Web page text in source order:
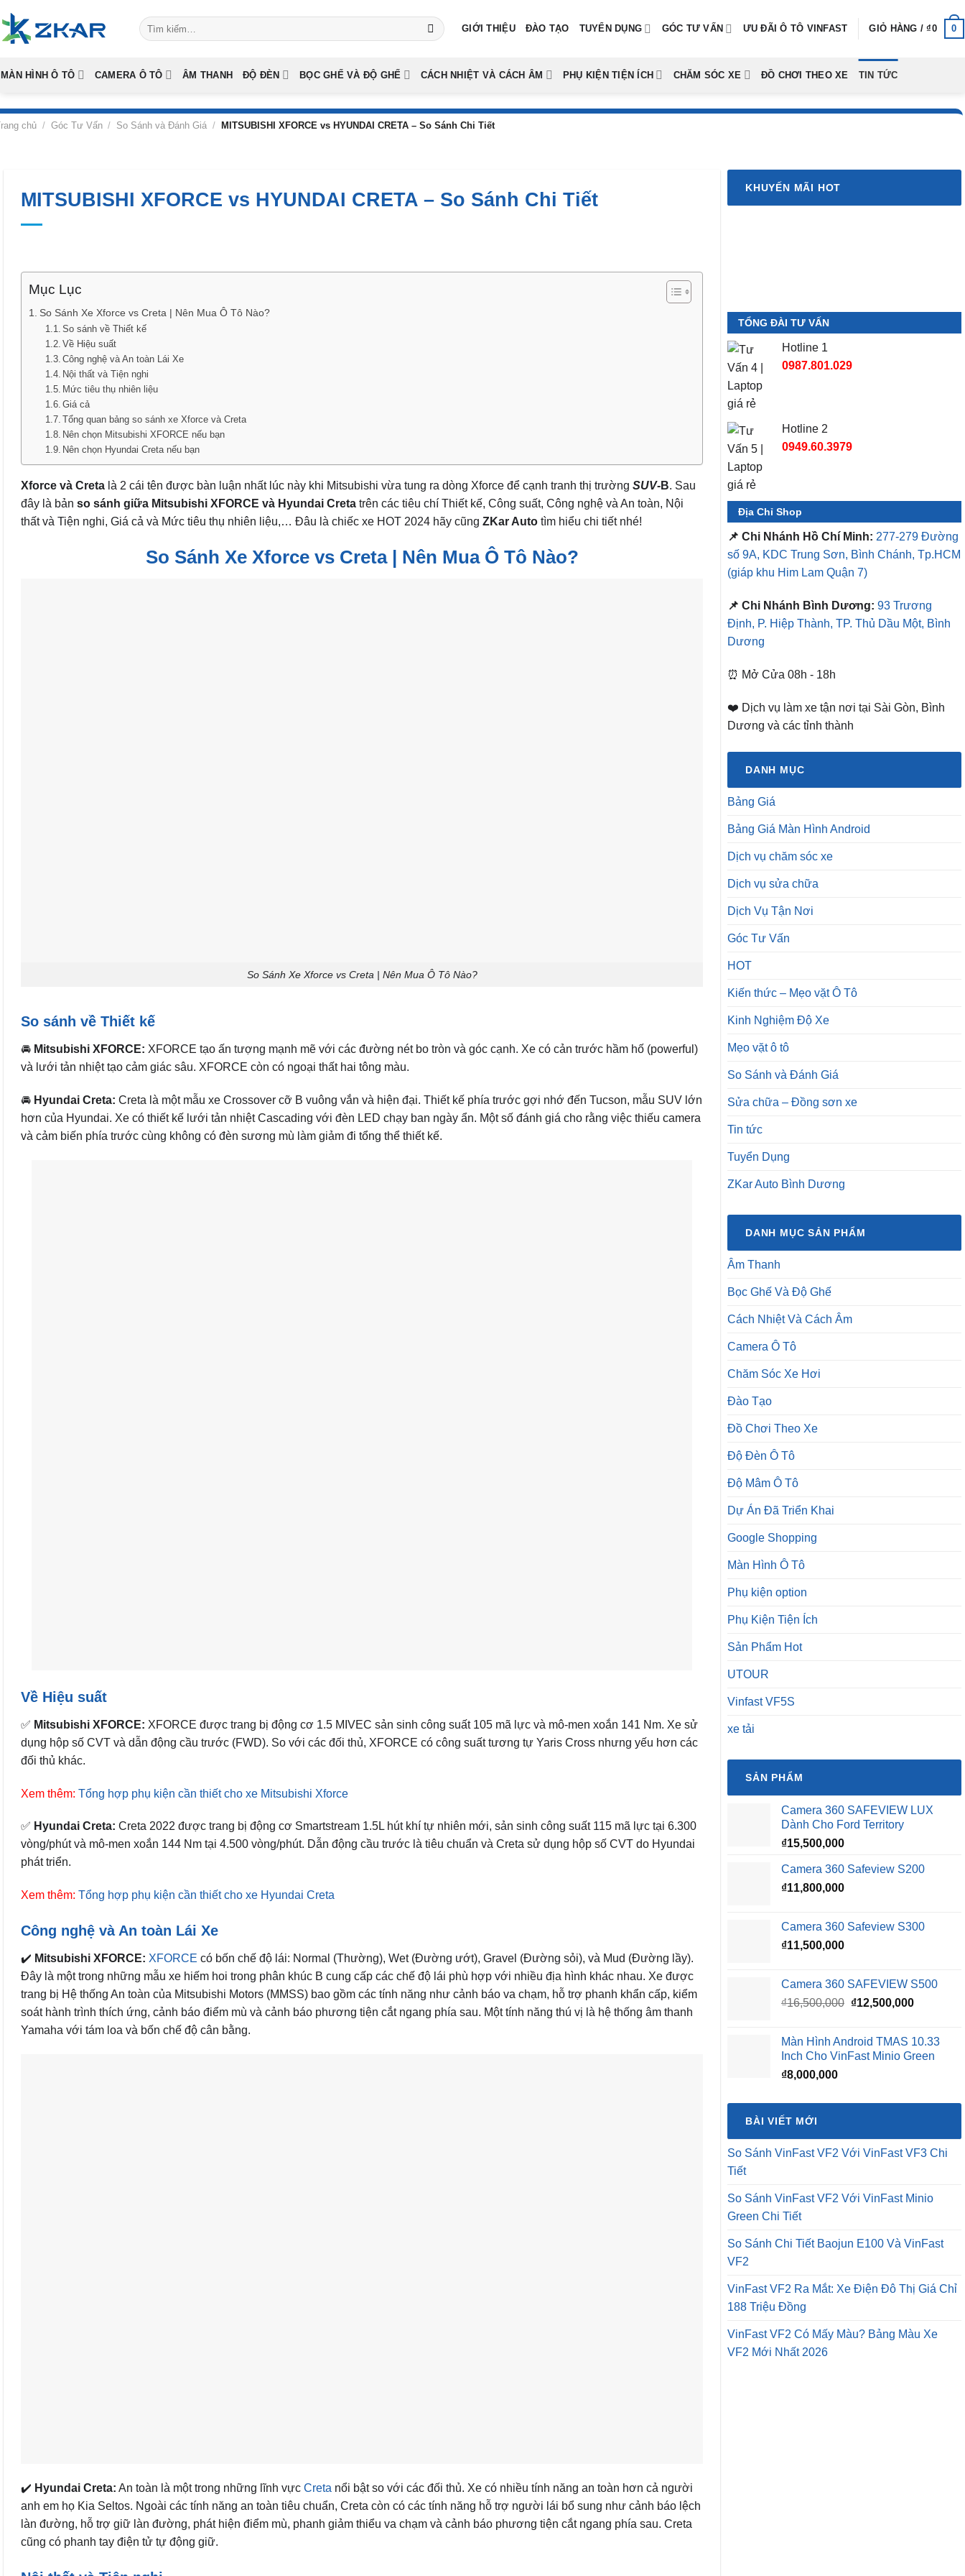
to
content
Tìm
kiếm:
GIỚI THIỆU ĐÀO TẠO TUYỂN DỤNG GÓC TƯ VẤN ƯU ĐÃI Ô TÔ VINFAST GIỎ HÀNG /₫0 0
MÀN HÌNH Ô TÔ CAMERA Ô TÔ ÂM THANH ĐỘ ĐÈN BỌC GHẾ VÀ ĐỘ GHẾ CÁCH NHIỆT VÀ CÁCH ÂM PHỤ KIỆN TIỆN ÍCH CHĂM SÓC XE ĐỒ CHƠI THEO XE TIN TỨC
chủ / Góc Tư Vấn / So Sánh và Đánh Giá / MITSUBISHI XFORCE vs HYUNDAI CRETA – So Sánh Chi Tiết
MITSUBISHI XFORCE vs HYUNDAI CRETA – So Sánh Chi Tiết
Mục Lục
So Sánh Xe Xforce vs Creta | Nên Mua Ô Tô Nào?
So sánh về Thiết kế
Về Hiệu suất
Công nghệ và An toàn Lái Xe
Nội thất và Tiện nghi
Mức tiêu thụ nhiên liệu
Giá cả
Tổng quan bảng so sánh xe Xforce và Creta
Nên chọn Mitsubishi XFORCE nếu bạn
Nên chọn Hyundai Creta nếu bạn
Xforce và Creta là 2 cái tên được bàn luận nhất lúc này khi Mitsubishi vừa tung ra dòng Xforce để cạnh tranh thị trường SUV-B. Sau
đây là bản so sánh giữa Mitsubishi XFORCE và Hyundai Creta trên các tiêu chí Thiết kế, Công suất, Công nghệ và An toàn, Nội
thất và Tiện nghi, Giá cả và Mức tiêu thụ nhiên liệu,… Đâu là chiếc xe HOT 2024 hãy cũng ZKar Auto tìm hiểu chi tiết nhé!
So Sánh Xe Xforce vs Creta | Nên Mua Ô Tô Nào?
So Sánh Xe Xforce vs Creta | Nên Mua Ô Tô Nào?
So sánh về Thiết kế
🚘 Mitsubishi XFORCE: XFORCE tạo ấn tượng mạnh mẽ với các đường nét bo tròn và góc cạnh. Xe có cản trước hầm hố (powerful)
và lưới tản nhiệt tạo cảm giác sâu. XFORCE còn có ngoại thất hai tông màu.
🚘 Hyundai Creta: Creta là một mẫu xe Crossover cỡ B vuông vắn và hiện đại. Thiết kế phía trước gợi nhớ đến Tucson, mẫu SUV lớn
hơn của Hyundai. Xe có thiết kế lưới tản nhiệt Cascading với đèn LED chạy ban ngày ẩn. Một số đánh giá cho rằng việc thiếu camera
và cảm biến phía trước cùng không có đèn sương mù làm giảm đi tổng thể thiết kế.
Về Hiệu suất
✅ Mitsubishi XFORCE: XFORCE được trang bị động cơ 1.5 MIVEC sản sinh công suất 105 mã lực và mô-men xoắn 141 Nm. Xe sử
dụng hộp số CVT và dẫn động cầu trước (FWD). So với các đối thủ, XFORCE có công suất tương tự Yaris Cross nhưng yếu hơn các
đối thủ khác.
Xem thêm: Tổng hợp phụ kiện cần thiết cho xe Mitsubishi Xforce
✅ Hyundai Creta: Creta 2022 được trang bị động cơ Smartstream 1.5L hút khí tự nhiên mới, sản sinh công suất 115 mã lực tại 6.300
vòng/phút và mô-men xoắn 144 Nm tại 4.500 vòng/phút. Dẫn động cầu trước là tiêu chuẩn và Creta sử dụng hộp số CVT do Hyundai
phát triển.
Xem thêm: Tổng hợp phụ kiện cần thiết cho xe Hyundai Creta
Công nghệ và An toàn Lái Xe
✔️ Mitsubishi XFORCE: XFORCE có bốn chế độ lái: Normal (Thường), Wet (Đường ướt), Gravel (Đường sỏi), và Mud (Đường lầy).
Đây là một trong những mẫu xe hiếm hoi trong phân khúc B cung cấp các chế độ lái phù hợp với nhiều địa hình khác nhau. Xe được
trang bị Hệ thống An toàn của Mitsubishi Motors (MMSS) bao gồm các tính năng như cảnh báo va chạm, hỗ trợ phanh khẩn cấp, kiểm
soát hành trình thích ứng, cảnh báo điểm mù và cảnh báo phương tiện cắt ngang phía sau. Một tính năng thú vị là hệ thống âm thanh
Yamaha với tám loa và bốn chế độ cân bằng.
✔️ Hyundai Creta: An toàn là một trong những lĩnh vực Creta nổi bật so với các đối thủ. Xe có nhiều tính năng an toàn hơn cả người
anh em họ Kia Seltos. Ngoài các tính năng an toàn tiêu chuẩn, Creta còn có các tính năng hỗ trợ người lái bổ sung như cảnh báo lệch
làn đường, hỗ trợ giữ làn đường, phát hiện điểm mù, phanh giảm thiểu va chạm và cảnh báo phương tiện cắt ngang phía sau. Creta
cũng có phanh tay điện tử tự động giữ.
KHUYẾN MÃI HOT
TỔNG ĐÀI TƯ VẤN
Hotline 1
0987.801.029
Hotline 2
0949.60.3979
Địa Chỉ Shop
📌 Chi Nhánh Hồ Chí Minh: 277-279 Đường
số 9A, KDC Trung Sơn, Bình Chánh, Tp.HCM
(giáp khu Him Lam Quận 7)
📌 Chi Nhánh Bình Dương: 93 Trương
Định, P. Hiệp Thành, TP. Thủ Dầu Một, Bình
Dương
⏰ Mở Cửa 08h - 18h
❤️ Dịch vụ làm xe tận nơi tại Sài Gòn, Bình
Dương và các tỉnh thành
DANH MỤC
Bảng Giá
Bảng Giá Màn Hình Android
Dịch vụ chăm sóc xe
Dịch vụ sửa chữa
Dịch Vụ Tận Nơi
Góc Tư Vấn
HOT
Kiến thức – Mẹo vặt Ô Tô
Kinh Nghiệm Độ Xe
Mẹo vặt ô tô
So Sánh và Đánh Giá
Sửa chữa – Đồng sơn xe
Tin tức
Tuyển Dụng
ZKar Auto Bình Dương
DANH MỤC SẢN PHẨM
Âm Thanh
Bọc Ghế Và Độ Ghế
Cách Nhiệt Và Cách Âm
Camera Ô Tô
Chăm Sóc Xe Hơi
Đào Tạo
Đồ Chơi Theo Xe
Độ Đèn Ô Tô
Độ Mâm Ô Tô
Dự Án Đã Triển Khai
Google Shopping
Màn Hình Ô Tô
Phụ kiện option
Phụ Kiện Tiện Ích
Sản Phẩm Hot
UTOUR
Vinfast VF5S
xe tải
SẢN PHẨM
Camera 360 SAFEVIEW LUX
Dành Cho Ford Territory
₫15,500,000
Camera 360 Safeview S200
₫11,800,000
Camera 360 Safeview S300
₫11,500,000
Camera 360 SAFEVIEW S500
₫16,500,000 Giá
₫16,500,000.
₫12,500,000Giá
là:
Màn Hình Android TMAS 10.33
Inch Cho VinFast Minio Green
₫8,000,000
BÀI VIẾT MỚI
So Sánh VinFast VF2 Với VinFast VF3 Chi
Tiết
So Sánh VinFast VF2 Với VinFast Minio
Green Chi Tiết
So Sánh Chi Tiết Baojun E100 Và VinFast
VF2
VinFast VF2 Ra Mắt: Xe Điện Đô Thị Giá Chỉ
188 Triệu Đồng
VinFast VF2 Có Mấy Màu? Bảng Màu Xe
VF2 Mới Nhất 2026